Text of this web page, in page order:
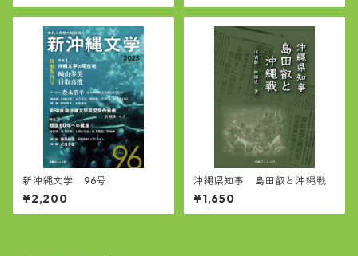
新沖縄文学 96号
¥2,200
沖縄県知事 島田叡と沖縄戦
¥1,650